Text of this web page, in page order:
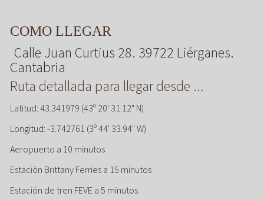
COMO LLEGAR
Calle Juan Curtius 28. 39722 Liérganes.
Cantabria
Ruta detallada para llegar desde ...
Latitud: 43.341979 (43º 20' 31.12" N)
Longitud: -3.742761 (3º 44' 33.94" W)
Aeropuerto a 10 minutos
Estación Brittany Ferries a 15 minutos
Estación de tren FEVE a 5 minutos